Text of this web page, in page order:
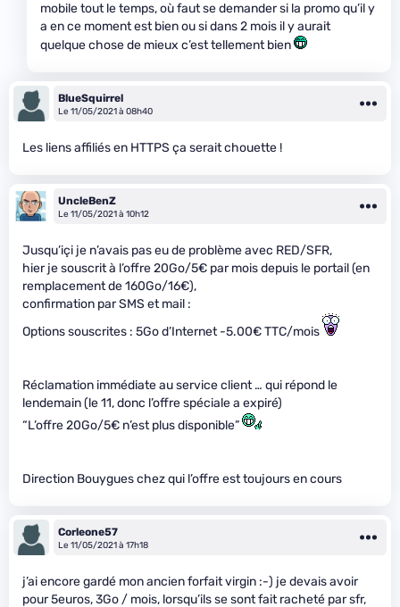
mobile tout le temps, où faut se demander si la promo qu’il y
a en ce moment est bien ou si dans 2 mois il y aurait
quelque chose de mieux c’est tellement bien
BlueSquirrel
Le 11/05/2021 à 08h40
Les liens affiliés en HTTPS ça serait chouette !
UncleBenZ
Le 11/05/2021 à 10h12
Jusqu’içi je n’avais pas eu de problème avec RED/SFR,
hier je souscrit à l’offre 20Go/5€ par mois depuis le portail (en
remplacement de 160Go/16€),
confirmation par SMS et mail :
Options souscrites : 5Go d’Internet -5.00€ TTC/mois
Réclamation immédiate au service client … qui répond le
lendemain (le 11, donc l’offre spéciale a expiré)
“L’offre 20Go/5€ n’est plus disponible”
Direction Bouygues chez qui l’offre est toujours en cours
Corleone57
Le 11/05/2021 à 17h18
j’ai encore gardé mon ancien forfait virgin :-) je devais avoir
pour 5euros, 3Go / mois, lorsqu’ils se sont fait racheté par sfr,